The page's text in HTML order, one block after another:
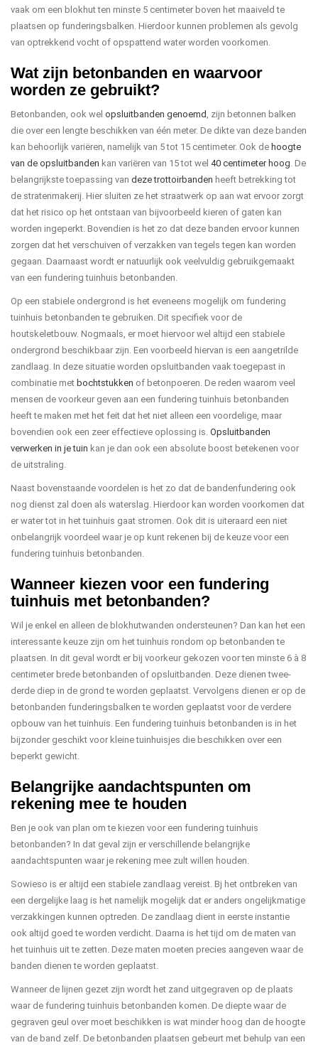
vaak om een blokhut ten minste 5 centimeter boven het maaiveld te
plaatsen op funderingsbalken. Hierdoor kunnen problemen als gevolg
van optrekkend vocht of opspattend water worden voorkomen.
Wat zijn betonbanden en waarvoor
worden ze gebruikt?
Betonbanden, ook wel opsluitbanden genoemd, zijn betonnen balken
die over een lengte beschikken van één meter. De dikte van deze banden
kan behoorlijk variëren, namelijk van 5 tot 15 centimeter. Ook de hoogte
van de opsluitbanden kan variëren van 15 tot wel 40 centimeter hoog. De
belangrijkste toepassing van deze trottoirbanden heeft betrekking tot
de stratenmakerij. Hier sluiten ze het straatwerk op aan wat ervoor zorgt
dat het risico op het ontstaan van bijvoorbeeld kieren of gaten kan
worden ingeperkt. Bovendien is het zo dat deze banden ervoor kunnen
zorgen dat het verschuiven of verzakken van tegels tegen kan worden
gegaan. Daarnaast wordt er natuurlijk ook veelvuldig gebruikgemaakt
van een fundering tuinhuis betonbanden.
Op een stabiele ondergrond is het eveneens mogelijk om fundering
tuinhuis betonbanden te gebruiken. Dit specifiek voor de
houtskeletbouw. Nogmaals, er moet hiervoor wel altijd een stabiele
ondergrond beschikbaar zijn. Een voorbeeld hiervan is een aangetrilde
zandlaag. In deze situatie worden opsluitbanden vaak toegepast in
combinatie met bochtstukken of betonpoeren. De reden waarom veel
mensen de voorkeur geven aan een fundering tuinhuis betonbanden
heeft te maken met het feit dat het niet alleen een voordelige, maar
bovendien ook een zeer effectieve oplossing is. Opsluitbanden
verwerken in je tuin kan je dan ook een absolute boost betekenen voor
de uitstraling.
Naast bovenstaande voordelen is het zo dat de bandenfundering ook
nog dienst zal doen als waterslag. Hierdoor kan worden voorkomen dat
er water tot in het tuinhuis gaat stromen. Ook dit is uiteraard een niet
onbelangrijk voordeel waar je op kunt rekenen bij de keuze voor een
fundering tuinhuis betonbanden.
Wanneer kiezen voor een fundering
tuinhuis met betonbanden?
Wil je enkel en alleen de blokhutwanden ondersteunen? Dan kan het een
interessante keuze zijn om het tuinhuis rondom op betonbanden te
plaatsen. In dit geval wordt er bij voorkeur gekozen voor ten minste 6 à 8
centimeter brede betonbanden of opsluitbanden. Deze dienen twee-
derde diep in de grond te worden geplaatst. Vervolgens dienen er op de
betonbanden funderingsbalken te worden geplaatst voor de verdere
opbouw van het tuinhuis. Een fundering tuinhuis betonbanden is in het
bijzonder geschikt voor kleine tuinhuisjes die beschikken over een
beperkt gewicht.
Belangrijke aandachtspunten om
rekening mee te houden
Ben je ook van plan om te kiezen voor een fundering tuinhuis
betonbanden? In dat geval zijn er verschillende belangrijke
aandachtspunten waar je rekening mee zult willen houden.
Sowieso is er altijd een stabiele zandlaag vereist. Bj het ontbreken van
een dergelijke laag is het namelijk mogelijk dat er anders ongelijkmatige
verzakkingen kunnen optreden. De zandlaag dient in eerste instantie
ook altijd goed te worden verdicht. Daarna is het tijd om de maten van
het tuinhuis uit te zetten. Deze maten moeten precies aangeven waar de
banden dienen te worden geplaatst.
Wanneer de lijnen gezet zijn wordt het zand uitgegraven op de plaats
waar de fundering tuinhuis betonbanden komen. De diepte waar de
gegraven geul over moet beschikken is wat minder hoog dan de hoogte
van de band zelf. De betonbanden plaatsen gebeurt met behulp van een